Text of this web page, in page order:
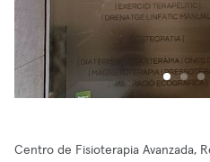
Centro de Fisioterapia Avanzada,